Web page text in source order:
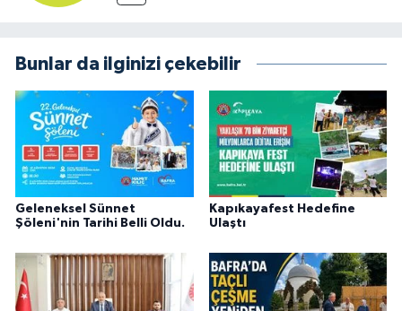
Bunlar da ilginizi çekebilir
Geleneksel Sünnet
Şöleni'nin Tarihi Belli Oldu.
Kapıkayafest Hedefine
Ulaştı